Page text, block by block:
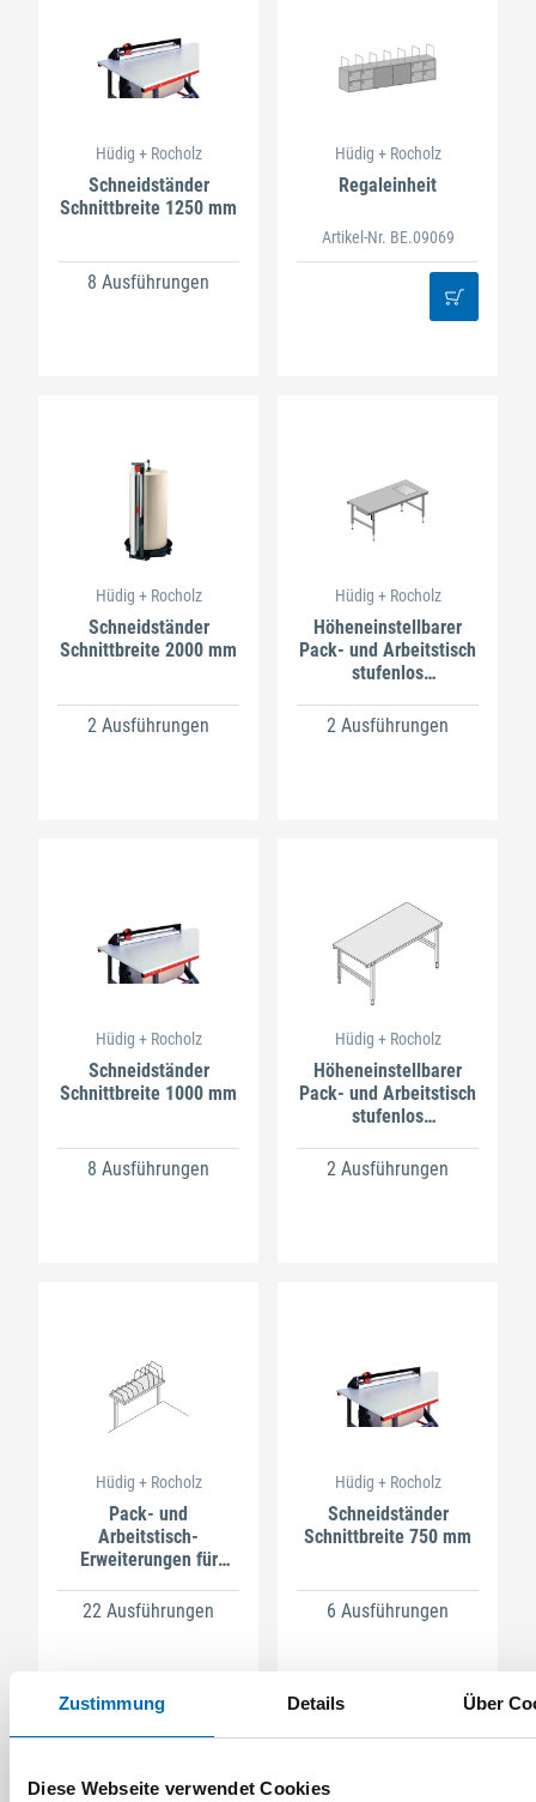
Zustimmung Details Über
Diese Webseite verwendet Cookies
Hüdig + Rocholz
Schneidständer
Schnittbreite 1250 mm
8 Ausführungen
Hüdig + Rocholz
Regaleinheit
Artikel-Nr. BE.09069
Hüdig + Rocholz
Schneidständer
Schnittbreite 2000 mm
2 Ausführungen
Hüdig + Rocholz
Höheneinstellbarer
Pack- und Arbeitstisch
stufenlos
960 mm
2 Ausführungen
Hüdig + Rocholz
Schneidständer
Schnittbreite 1000 mm
8 Ausführungen
Hüdig + Rocholz
Höheneinstellbarer
Pack- und Arbeitstisch
stufenlos
960 mm
2 Ausführungen
Hüdig + Rocholz
Pack- und
Arbeitstisch-
Erweiterungen für
22 Ausführungen
Hüdig + Rocholz
Schneidständer
Schnittbreite 750 mm
6 Ausführungen